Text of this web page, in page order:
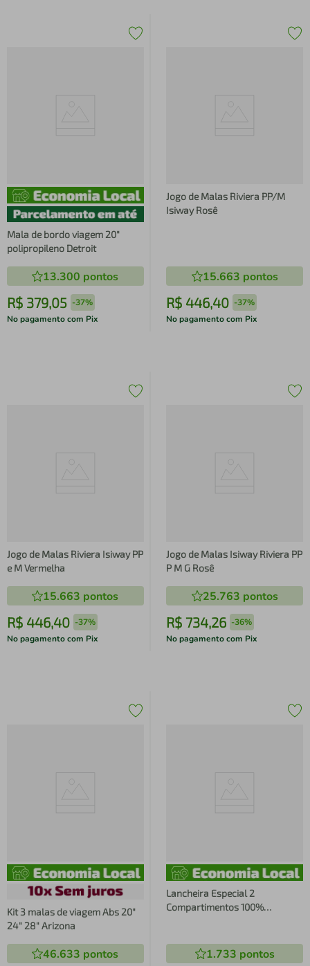
Mala de bordo viagem 20"
polipropileno Detroit
13.300 pontos
R$ 379,05 -37%
No pagamento com Pix
Jogo de Malas Riviera PP/M
Isiway Rosê
15.663 pontos
R$ 446,40 -37%
No pagamento com Pix
Jogo de Malas Riviera Isiway PP
e M Vermelha
15.663 pontos
R$ 446,40 -37%
No pagamento com Pix
Jogo de Malas Isiway Riviera PP
P M G Rosê
25.763 pontos
R$ 734,26 -36%
No pagamento com Pix
Kit 3 malas de viagem Abs 20"
24" 28" Arizona
46.633 pontos
Lancheira Especial 2
Compartimentos 100%
1.733 pontos